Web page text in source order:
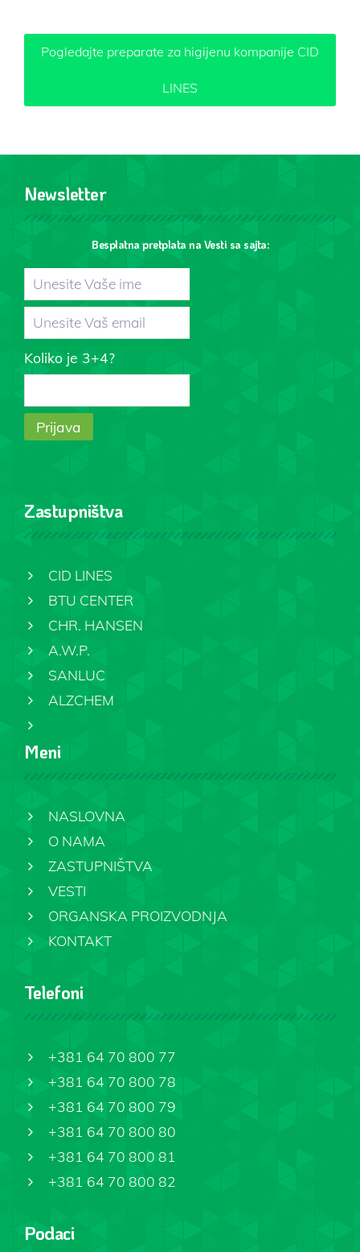
Pogledajte preparate za higijenu kompanije CID
LINES
Newsletter
Besplatna pretplata na Vesti sa sajta:
Koliko je 3+4?
Zastupništva
CID LINES
BTU CENTER
CHR. HANSEN
A.W.P.
SANLUC
ALZCHEM
Meni
NASLOVNA
O NAMA
ZASTUPNIŠTVA
VESTI
ORGANSKA PROIZVODNJA
KONTAKT
Telefoni
+381 64 70 800 77
+381 64 70 800 78
+381 64 70 800 79
+381 64 70 800 80
+381 64 70 800 81
+381 64 70 800 82
Podaci